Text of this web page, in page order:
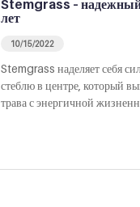
Stemgrass –
лет
10/15/2022
Stemgrass наделяет себя
стеблю в центре, который
трава с энергичной